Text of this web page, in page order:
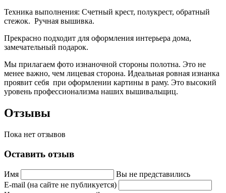
Техника выполнения: Счетный крест, полукрест, обратный
стежок. Ручная вышивка.
Прекрасно подходит для оформления интерьера дома,
замечательный подарок.
Мы прилагаем фото изнаночной стороны полотна. Это не
менее важно, чем лицевая сторона. Идеальная ровная изнанка
проявит себя при оформлении картины в раму. Это высокий
уровень профессионализма наших вышивальщиц.
Отзывы
Пока нет отзывов
Оставить отзыв
Имя
Вы не представились
E-mail (на сайте не публикуется)